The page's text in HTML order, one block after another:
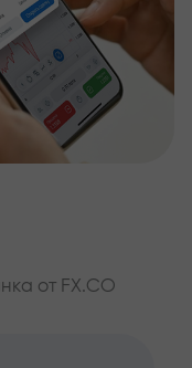
от FX.CO